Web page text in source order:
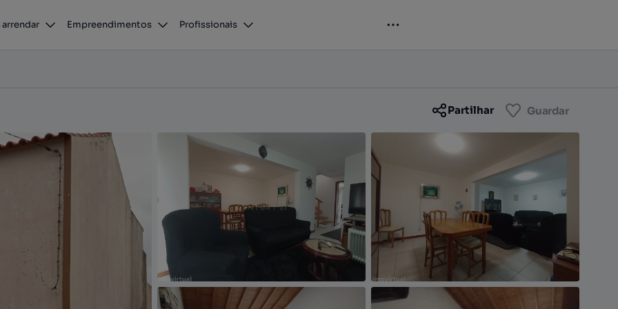
arrendar Empreendimentos Profissionais
Ilha da Graciosa
Partilhar Guardar